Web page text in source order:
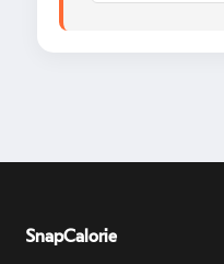
SnapCalorie